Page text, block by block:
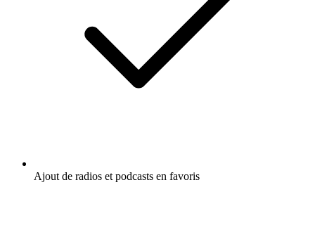
Ajout de radios et podcasts en favoris